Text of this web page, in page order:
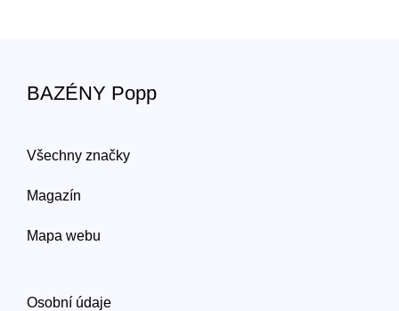
BAZÉNY Popp
Všechny značky
Magazín
Mapa webu
Osobní údaje